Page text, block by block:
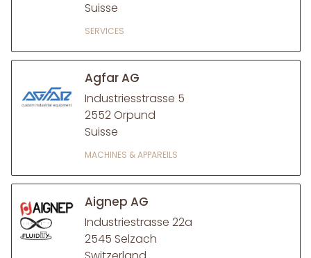
Suisse
SERVICES
Agfar AG
Industriesstrasse 5
2552 Orpund
Suisse
MACHINES & APPAREILS
Aignep AG
Industriestrasse 22a
2545 Selzach